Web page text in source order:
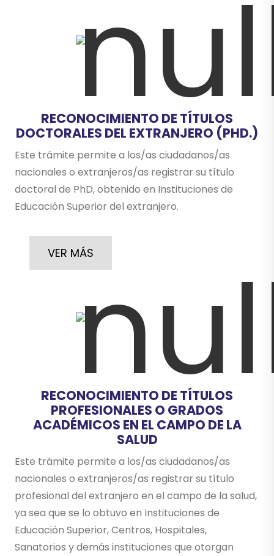
RECONOCIMIENTO DE TÍTULOS
DOCTORALES DEL EXTRANJERO (PHD.)
Este trámite permite a los/as ciudadanos/as
nacionales o extranjeros/as registrar su título
doctoral de PhD, obtenido en Instituciones de
Educación Superior del extranjero.
VER MÁS
RECONOCIMIENTO DE TÍTULOS
PROFESIONALES O GRADOS
ACADÉMICOS EN EL CAMPO DE LA
SALUD
Este trámite permite a los/as ciudadanos/as
nacionales o extranjeros/as registrar su título
profesional del extranjero en el campo de la salud,
ya sea que se lo obtuvo en Instituciones de
Educación Superior, Centros, Hospitales,
Sanatorios y demás instituciones que otorgan